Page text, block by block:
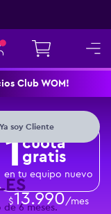
Club WOM!
Ya soy Cliente
6 meses.
300 Gigas
$13.990/mes
1cuota
gratis
en tu equipo nuevo